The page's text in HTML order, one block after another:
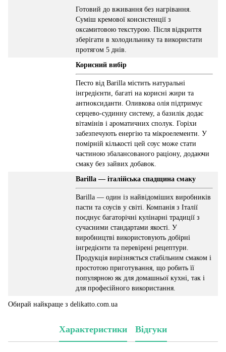
Готовий до вживання без нагрівання.
Суміш кремової консистенції з
оксамитовою текстурою. Після відкриття
зберігати в холодильнику та використати
протягом 5 днів.
Корисний вибір
Песто від Barilla містить натуральні
інгредієнти, багаті на корисні жири та
антиоксиданти. Оливкова олія підтримує
серцево-судинну систему, а базилік додає
вітамінів і ароматичних сполук. Горіхи
забезпечують енергію та мікроелементи. У
помірній кількості цей соус може стати
частиною збалансованого раціону, додаючи
смаку без зайвих добавок.
Barilla — італійська спадщина смаку
Barilla — один із найвідоміших виробників
пасти та соусів у світі. Компанія з Італії
поєднує багаторічні кулінарні традиції з
сучасними стандартами якості. У
виробництві використовують добірні
інгредієнти та перевірені рецептури.
Продукція вирізняється стабільним смаком і
простотою приготування, що робить її
популярною як для домашньої кухні, так і
для професійного використання.
Обирай найкраще з delikatto.com.ua
Характеристики Відгуки